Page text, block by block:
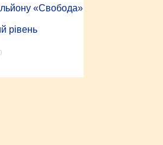
«Свобода»
рівень